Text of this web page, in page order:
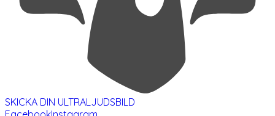
SKICKA DIN ULTRALJUDSBILD